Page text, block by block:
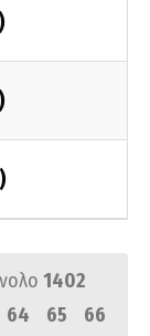
1402
64 65
66